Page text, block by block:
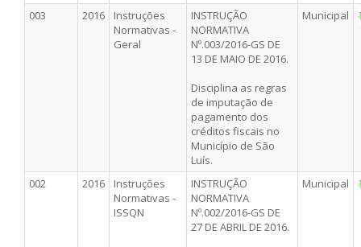
003 2016
Instruções
Normativas -
Geral
INSTRUÇÃO
NORMATIVA
Nº.003/2016-GS DE
13 DE MAIO DE 2016.
Disciplina as regras
de imputação de
pagamento dos
créditos fiscais no
Município de São
Luís.
Municipal
002 2016
Instruções
Normativas -
ISSQN
INSTRUÇÃO
NORMATIVA
Nº.002/2016-GS DE
27 DE ABRIL DE 2016.
Municipal